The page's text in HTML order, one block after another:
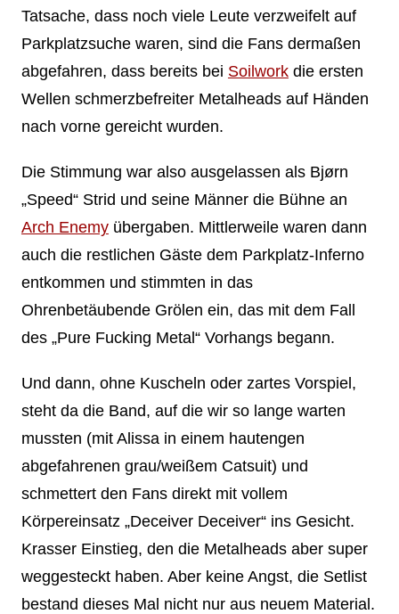
Tatsache, dass noch viele Leute verzweifelt auf
Parkplatzsuche waren, sind die Fans dermaßen
abgefahren, dass bereits bei Soilworkdie ersten
Wellen schmerzbefreiter Metalheads auf Händen
nach vorne gereicht wurden.
Die Stimmung war also ausgelassen als Bjørn
„Speed“ Strid und seine Männer die Bühne an
Arch Enemyübergaben. Mittlerweile waren dann
auch die restlichen Gäste dem Parkplatz-Inferno
entkommen und stimmten in das
Ohrenbetäubende Grölen ein, das mit dem Fall
des „Pure Fucking Metal“ Vorhangs begann.
Und dann, ohne Kuscheln oder zartes Vorspiel,
steht da die Band, auf die wir so lange warten
mussten (mit Alissa in einem hautengen
abgefahrenen grau/weißem Catsuit) und
schmettert den Fans direkt mit vollem
Körpereinsatz „Deceiver Deceiver“ ins Gesicht.
Krasser Einstieg, den die Metalheads aber super
weggesteckt haben. Aber keine Angst, die Setlist
bestand dieses Mal nicht nur aus neuem Material.